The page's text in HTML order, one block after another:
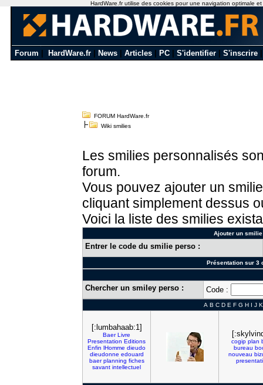
Forum HardWare.fr News Articles PC S'identifier S'inscrire
FORUM HardWare.fr
Wiki smilies
Les smilies personnalisés
forum.
Vous pouvez ajouter un
cliquant simplement dessus
Voici la liste des smilies
Ajouter un
Entrer le code du smilie perso :
Présentation sur 3
Chercher un smiley perso : Code :
A B C D E F G H I J K
[:lumbahaab:1]
Baer Livre
Presentation Editions
Enfin lHomme dieudo
dieudonne edouard
baer planning fiches
savant intellectuel
cogip plan
bureau
nouveau
HardWare.fr utilise des cookies pour une navigation optimale